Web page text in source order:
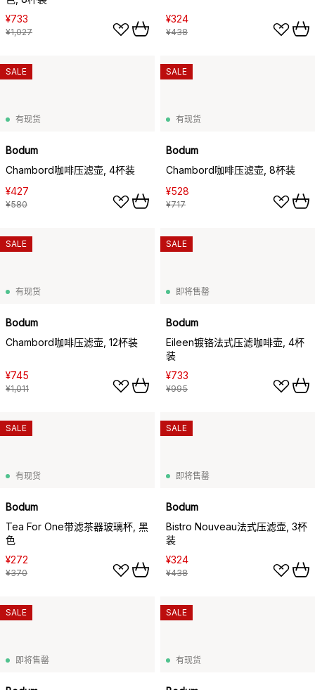
¥733
¥1,027
¥324
¥438
有现货
Bodum
Chambord咖啡压滤壶, 4杯装
¥427
¥580
SALE
有现货
Bodum
Chambord咖啡压滤壶, 8杯装
¥528
¥717
SALE
有现货
Bodum
Chambord咖啡压滤壶, 12杯装
¥745
¥1,011
SALE
即将售罄
Bodum
Eileen镀铬法式压滤咖啡壶, 4杯
装
¥733
¥995
SALE
有现货
Bodum
Tea For One带滤茶器玻璃杯, 黑
色
¥272
¥370
SALE
即将售罄
Bodum
Bistro Nouveau法式压滤壶, 3杯
装
¥324
¥438
SALE
即将售罄
SALE
有现货
SALE